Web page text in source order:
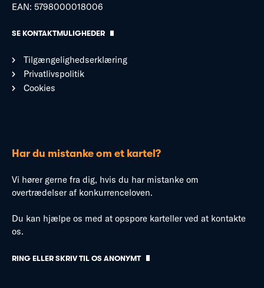
EAN: 5798000018006
SE KONTAKTMULIGHEDER
Tilgængelighedserklæring
Privatlivspolitik
Cookies
Har du mistanke om et kartel?
Vi hører gerne fra dig, hvis du har mistanke om
overtrædelser af konkurrenceloven.
Du kan hjælpe os med at opspore karteller ved at kontakte
os.
RING ELLER SKRIV TIL OS ANONYMT